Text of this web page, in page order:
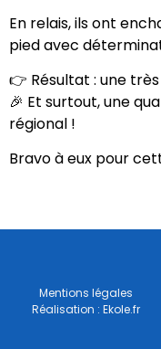
En relais, ils ont
pied avec
👉 Résultat : une
🎉 Et surtout, une
régional !
Bravo à eux pour
Mentions légales
Réalisation : Ekole.fr